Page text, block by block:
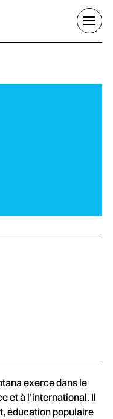
exerce dans le
et à l’international. Il
éducation populaire